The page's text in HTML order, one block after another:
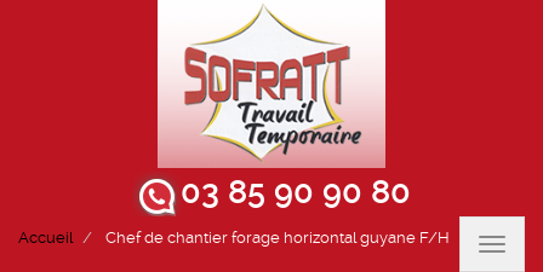
03 85 90 90 80
Accueil Chef de chantier forage horizontal guyane F/H